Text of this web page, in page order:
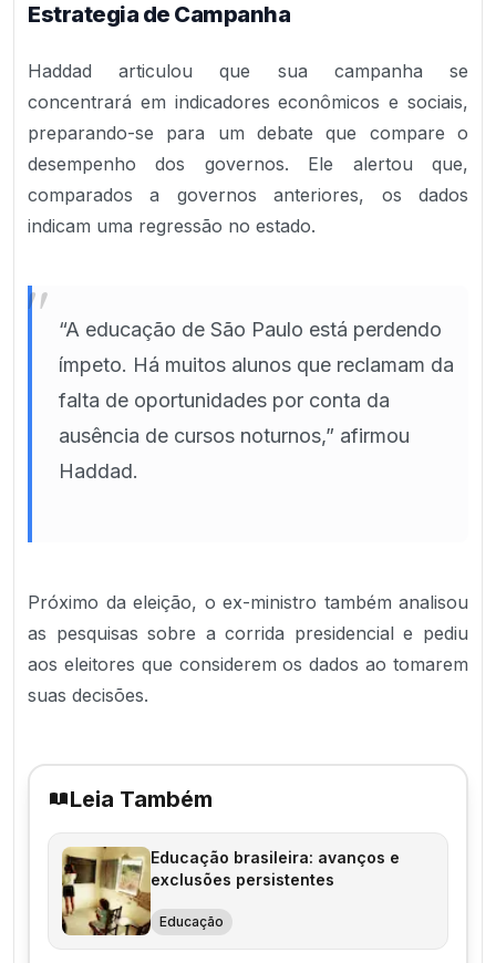
Estrategia de Campanha
Haddad articulou que sua campanha se
concentrará em indicadores econômicos e sociais,
preparando-se para um debate que compare o
desempenho dos governos. Ele alertou que,
comparados a governos anteriores, os dados
indicam uma regressão no estado.
" “A educação de São Paulo está perdendo
ímpeto. Há muitos alunos que reclamam da
falta de oportunidades por conta da
ausência de cursos noturnos,” afirmou
Haddad.
Próximo da eleição, o ex-ministro também analisou
as pesquisas sobre a corrida presidencial e pediu
aos eleitores que considerem os dados ao tomarem
suas decisões.
Leia Também
Educação brasileira: avanços e
exclusões persistentes
Educação